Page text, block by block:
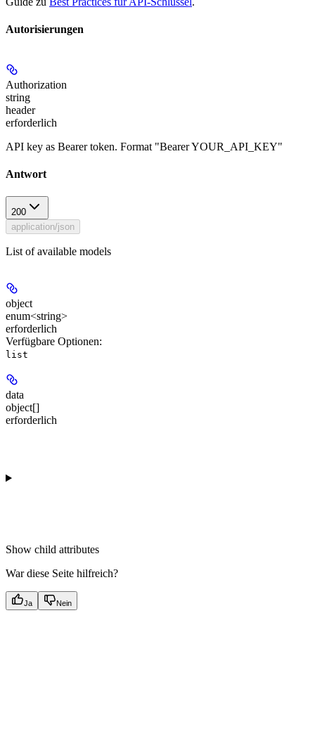
Autorisierungen
Authorization
string
header
erforderlich
API key as Bearer token. Format "Bearer YOUR_API_KEY"
Antwort
200
application/json
List of available models
object
enum<string>
erforderlich
Verfügbare Optionen:
list
data
object[]
erforderlich
Show child attributes
War diese Seite hilfreich?
Ja Nein